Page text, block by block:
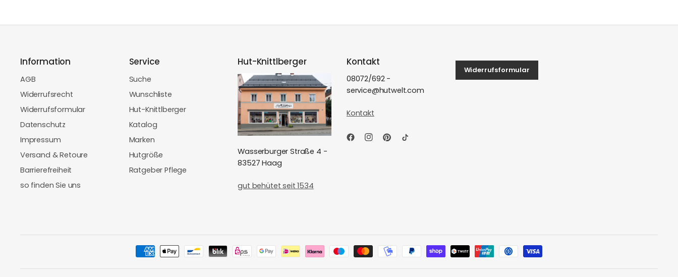
Information
AGB
Widerrufsrecht
Widerrufsformular
Datenschutz
Impressum
Versand & Retoure
Barrierefreiheit
so finden Sie uns
Service
Suche
Wunschliste
Hut-Knittlberger
Katalog
Marken
Hutgröße
Ratgeber Pflege
Hut-Knittlberger
Wasserburger Straße 4 -
83527 Haag
gut behütet seit 1534
Kontakt
08072/692 -
service@hutwelt.com
Kontakt
Widerrufsformular